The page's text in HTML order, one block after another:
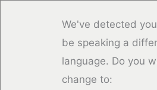
We've detected
be speaking a
language. Do you
change to: